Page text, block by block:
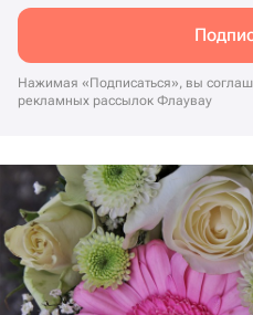
Нажимая «Подписаться», вы
рекламных рассылок Флаувау